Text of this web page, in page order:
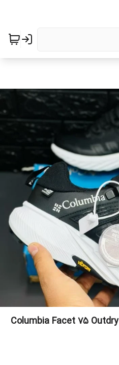
کتونی کلمبیا سایز ۴۰ تا ۴۵ Columbia Facet 75 Outdry